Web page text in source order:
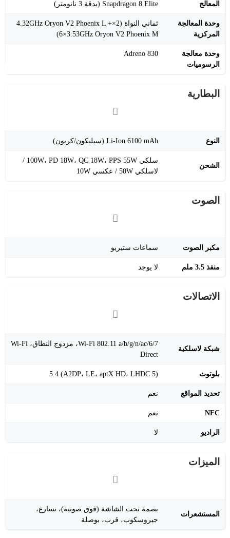
المعالج Snapdragon 8 Elite (بدقة 3 نانومتر)
وحدة المعالجة
المركزية
ثماني النواة (2×4.32GHz Oryon V2 Phoenix L +
6×3.53GHz Oryon V2 Phoenix M)
وحدة معالجة
الرسوميات
Adreno 830
البطارية
النوع Li-Ion 6100 mAh (سيليكون/كربون)
الشحن
سلكي ‎100W‎، PD ‎18W‎، QC ‎18W‎، PPS ‎55W‎ /
لاسلكي ‎50W‎ / عكسي ‎10W‎
الصوت
مكبر الصوت سماعات ستيريو
منفذ 3.5 ملم لا يوجد
الاتصالات
شبكة لاسلكية
‎Wi-Fi 802.11 a/b/g/n/ac/6/7‎، مزدوج النطاق، Wi-Fi
Direct
بلوتوث ‎5.4‎ (A2DP، LE، aptX HD، LHDC 5)
تحديد المواقع نعم
NFC نعم
الراديو لا
الميزات
المستشعرات
بصمة تحت الشاشة (فوق صوتية)، تسارع،
جيروسكوب، قرب، بوصلة